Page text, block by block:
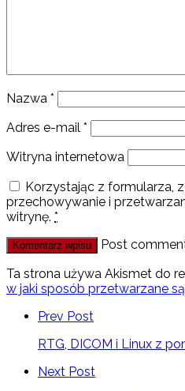
Nazwa *
Adres e-mail *
Witryna internetowa
Korzystając z formularza,
przechowywanie i
witrynę. *
Post
Ta strona używa Akismet do
w jaki sposób przetwarzane
Prev Post
RTG, DICOM i Linux z
Next Post